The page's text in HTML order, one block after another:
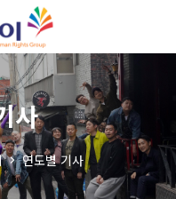
사
연도별 기사